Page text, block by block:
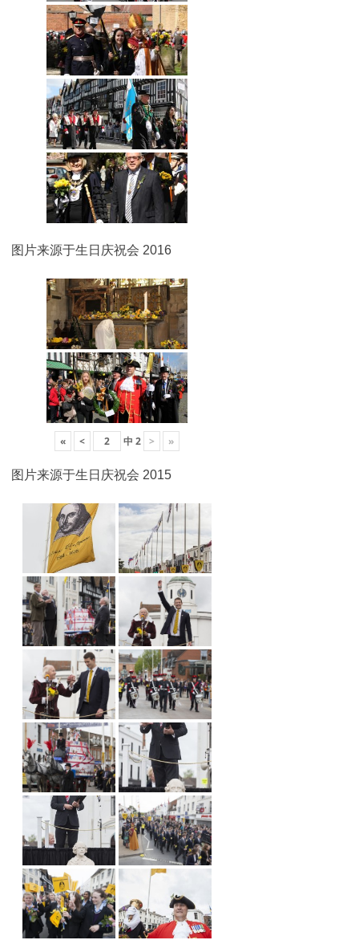
图片来源于生日庆祝会 2016
« < 中 2 > »
图片来源于生日庆祝会 2015